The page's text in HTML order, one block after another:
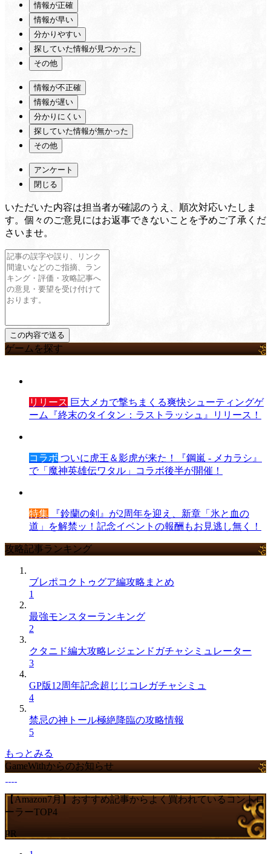
情報が正確
情報が早い
分かりやすい
探していた情報が見つかった
その他
情報が不正確
情報が遅い
分かりにくい
探していた情報が無かった
その他
アンケート
閉じる
いただいた内容は担当者が確認のうえ、順次対応いたしま
す。個々のご意見にはお返事できないことを予めご了承くだ
さいませ。
ゲームを探す
リリース 巨大メカで撃ちまくる爽快シューティングゲ
ーム『終末のタイタン：ラストラッシュ』リリース！
コラボ ついに虎王＆影虎が来た！『鋼嵐 - メカラシ』
で「魔神英雄伝ワタル」コラボ後半が開催！
特集 『鈴蘭の剣』が2周年を迎え、新章「氷と血の
道」を解禁ッ！記念イベントの報酬もお見逃し無く！
攻略記事ランキング
ブレポコクトゥグア編攻略まとめ
1
最強モンスターランキング
2
クタニド編大攻略レジェンドガチャシミュレーター
3
GP版12周年記念超じじコレガチャシミュ
4
禁忌の神トール極絶降臨の攻略情報
5
もっとみる
GameWithからのお知らせ
【Amazon7月】おすすめ記事からよく買われているコントロ
ーラーTOP4
PR